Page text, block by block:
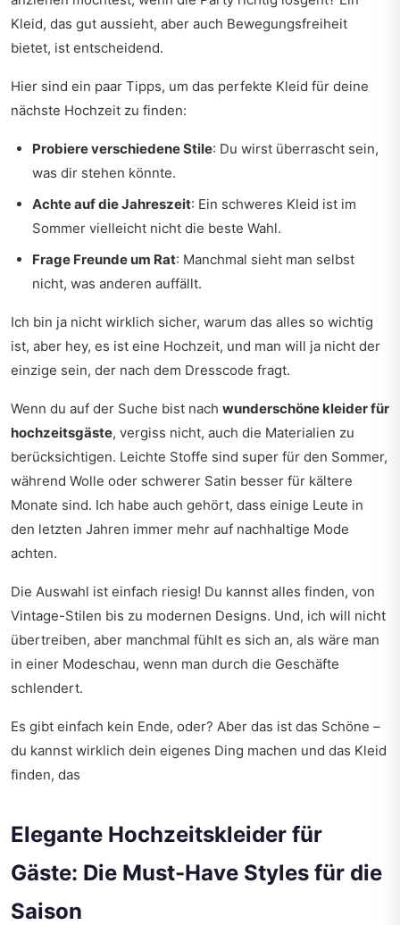
Kleid, das gut aussieht, aber auch Bewegungsfreiheit
bietet, ist entscheidend.
Hier sind ein paar Tipps, um das perfekte Kleid für deine
nächste Hochzeit zu finden:
Probiere verschiedene Stile: Du wirst überrascht sein,
was dir stehen könnte.
Achte auf die Jahreszeit: Ein schweres Kleid ist im
Sommer vielleicht nicht die beste Wahl.
Frage Freunde um Rat: Manchmal sieht man selbst
nicht, was anderen auffällt.
Ich bin ja nicht wirklich sicher, warum das alles so wichtig
ist, aber hey, es ist eine Hochzeit, und man will ja nicht der
einzige sein, der nach dem Dresscode fragt.
Wenn du auf der Suche bist nach wunderschöne kleider für
hochzeitsgäste, vergiss nicht, auch die Materialien zu
berücksichtigen. Leichte Stoffe sind super für den Sommer,
während Wolle oder schwerer Satin besser für kältere
Monate sind. Ich habe auch gehört, dass einige Leute in
den letzten Jahren immer mehr auf nachhaltige Mode
achten.
Die Auswahl ist einfach riesig! Du kannst alles finden, von
Vintage-Stilen bis zu modernen Designs. Und, ich will nicht
übertreiben, aber manchmal fühlt es sich an, als wäre man
in einer Modeschau, wenn man durch die Geschäfte
schlendert.
Es gibt einfach kein Ende, oder? Aber das ist das Schöne –
du kannst wirklich dein eigenes Ding machen und das Kleid
finden, das
Elegante Hochzeitskleider für
Gäste: Die Must-Have Styles für die
Saison